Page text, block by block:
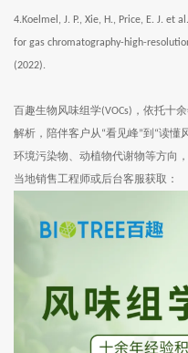
4.Koelmel, J. P., Xie, H., Price, E. J. et
for gas chromatography-high-
(2022).
百趣生物风味组学(VOCs) ，依托十
解析，陪伴客户从“看见峰”到 “读懂
环境污染物、动植物代谢物等方向
当地销售工程师或后台客服获取：